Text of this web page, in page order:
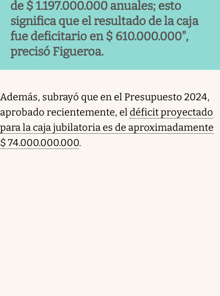
de $ 1.197.000.000 anuales; esto
significa que el resultado de la caja
fue deficitario en $ 610.000.000",
precisó Figueroa.
Además, subrayó que en el Presupuesto 2024,
aprobado recientemente, el déficit proyectado
para la caja jubilatoria es de aproximadamente
$ 74.000.000.000.